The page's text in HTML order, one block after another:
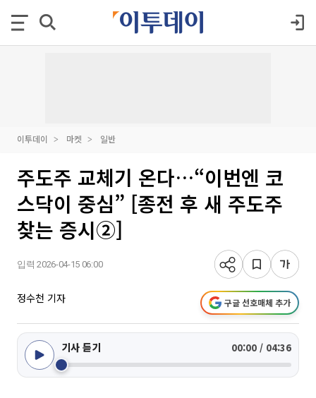
이투데이 마켓 일반
주도주 교체기 온다…“이번엔 코
스닥이 중심” [종전 후 새 주도주
찾는 증시②]
입력 2026-04-15 06:00
정수천 기자 구글 선호매체 추가
기사 듣기 00:00 / 04:36